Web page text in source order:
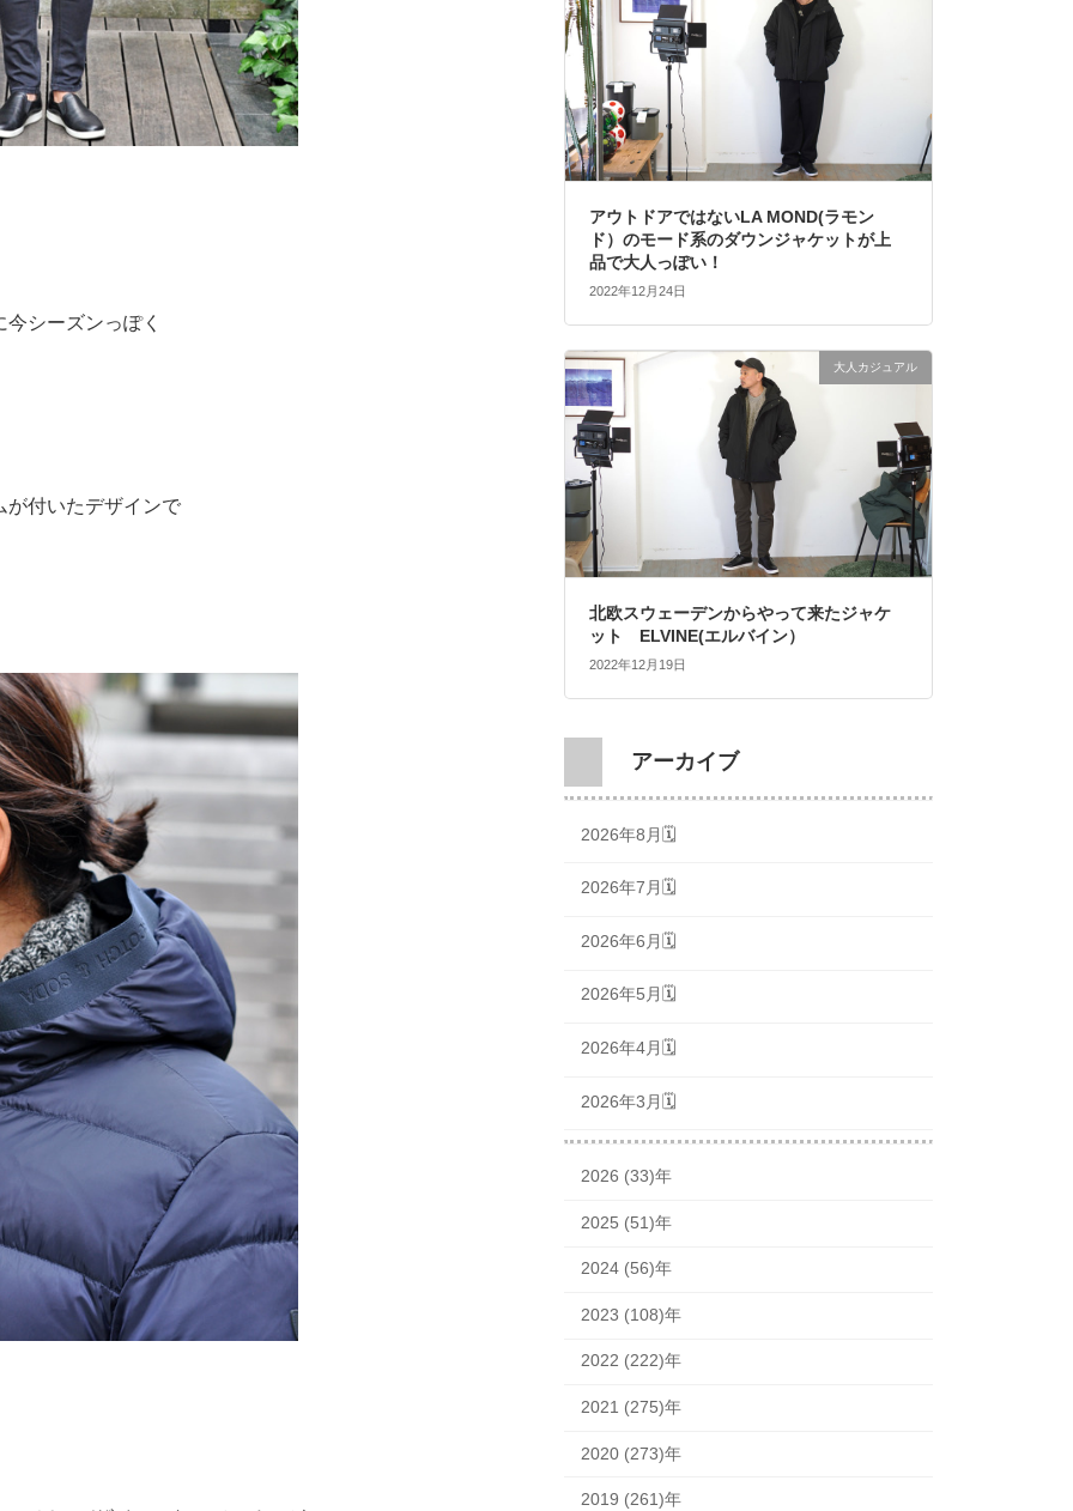
今シーズンっぽく
が付いたデザインで
アウトドアではないLA MOND(ラモン
ド）のモード系のダウンジャケットが上
品で大人っぽい！
2022年12月24日
大人カジュアル
北欧スウェーデンからやって来たジャケ
ット ELVINE(エルバイン）
2022年12月19日
アーカイブ
2026年8月🗓
2026年7月🗓
2026年6月🗓
2026年5月🗓
2026年4月🗓
2026年3月🗓
2026 (33)年
2025 (51)年
2024 (56)年
2023 (108)年
2022 (222)年
2021 (275)年
2020 (273)年
2019 (261)年